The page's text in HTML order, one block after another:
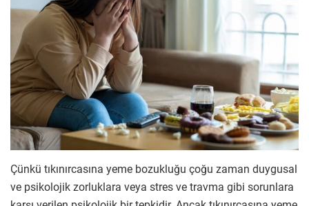
Çünkü tıkınırcasına yeme bozukluğu çoğu zaman duygusal
ve psikolojik zorluklara veya stres ve travma gibi sorunlara